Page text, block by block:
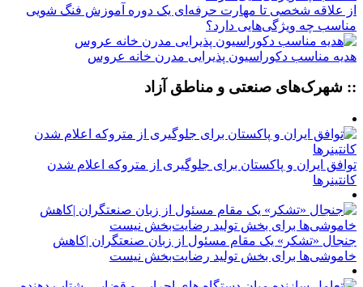
از علاقه شخصی تا مهارت حرفه‌ای یک دوره آموزش فنگ شویی
مناسب چه ویژگی‌هایی دارد؟
هدیه مناسب دکوراسیون پذیرایی مدرن خانه عروس
:: شهرک‌های صنعتی و مناطق آزاد
توافق ایران و پاکستان برای جلوگیری از متروکه اعلام شدن
کانتینرها
جنجال «تشکر» یک مقام مسئول از زبان صنعتگران |کاهش
خاموشی‌ها برای بخش تولید رضایت‌بخش نیست